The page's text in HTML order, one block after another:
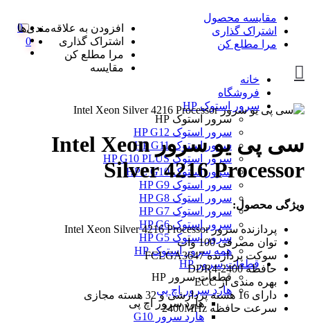
مقایسه محصول
اشتراک گذاری
مرا مطلع کن
0
0
خانه
فروشگاه
سرور استوک HP
سرور استوک HP
سرور استوک HP G12
سرور استوک HP G11
سرور استوک HP G10 PLUS
سرور استوک HPE G10
سرور استوک HP G9
سرور استوک HP G8
سرور استوک HP G7
سرور استوک HP G6
سرور استوک HP G5
همه سرور استوک HP
قطعات سرور HP
قطعات سرور HP
هارد سرور اچ پی
هارد سرور اچ پی
هارد سرور G10
افزودن به علاقه‌مندی‌ها
اشتراک گذاری
مرا مطلع کن
مقایسه
سی پی یو سرور Intel Xeon
Silver 4216 Processor
ویژگی محصول:
پردازنده سرور Intel Xeon Silver 4216 Processor
توان مصرفی 100 وات
سوکت پردازنده FCLGA3647
حافظه DDR4-2400
بهره مندی از ECC
دارای 16 هسته پردازشی و 32 هسته مجازی
سرعت حافظه 2400MHz